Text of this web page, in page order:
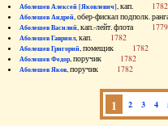
Аболешев Алексей [Яковлевич], кап. 1782
Аболешев Андрей, обер-фискал подполк.
Аболешев Василий, кап.-лейт. флота 1779
Аболешев Гавриил, кап. 1782
Аболешев Григорий, помещик 1782
Аболешев Федор, поручик 1782
Аболешев Яков, поручик 1782
1 2 3 4